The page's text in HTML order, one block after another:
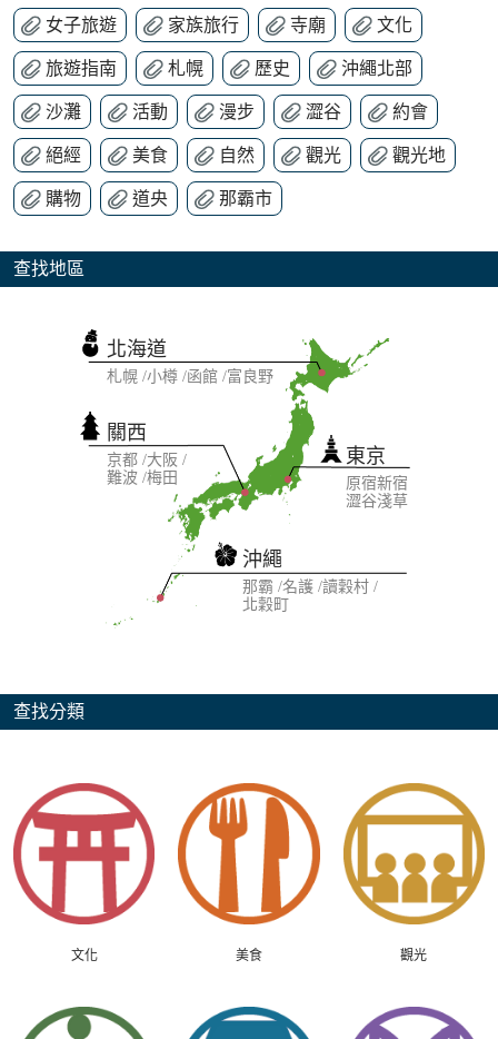
女子旅遊 家族旅行 寺廟 文化
旅遊指南 札幌 歷史 沖繩北部
沙灘 活動 漫步 澀谷 約會
絕經 美食 自然 觀光 觀光地
購物 道央 那霸市
查找地區
東京
原宿新宿
澀谷淺草
關西
京都 大阪
難波 梅田
沖繩
那霸 名護 讀穀村
北穀町
北海道
札幌 小樽 函館 富良野
查找分類
文化 美食 觀光